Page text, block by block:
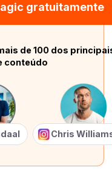
gratuitamente
de 100 dos
conteúdo
Chris